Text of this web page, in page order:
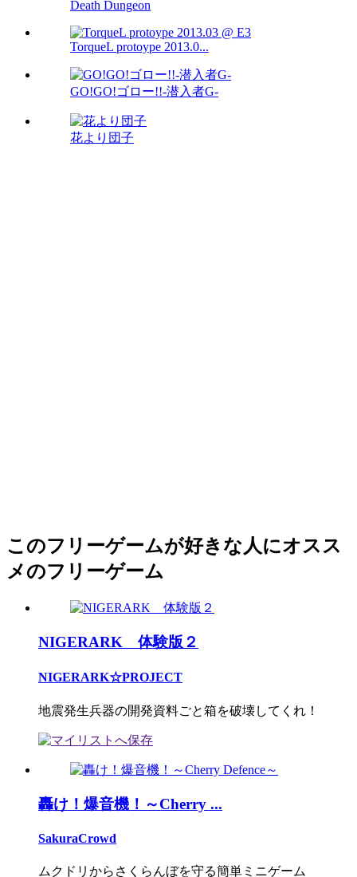
Death Dungeon
TorqueL protoype 2013.0...
GO!GO!ゴロー!!-潜入者G-
花より団子
このフリーゲームが好きな人にオスス
メのフリーゲーム
NIGERARK 体験版２
NIGERARK☆PROJECT
地震発生兵器の開発資料ごと箱を破壊してくれ！
轟け！爆音機！～Cherry ...
SakuraCrowd
ムクドリからさくらんぼを守る簡単ミニゲーム